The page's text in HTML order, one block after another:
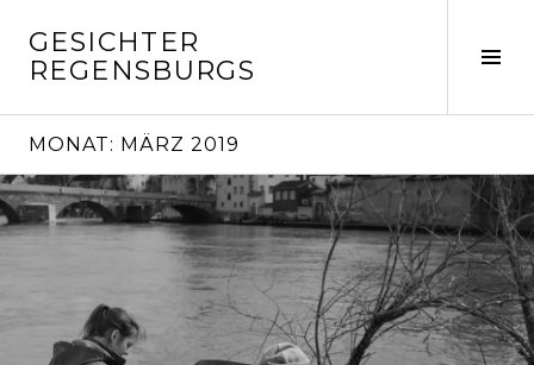
zum
Inhalt
GESICHTER
REGENSBURGS
MONAT: MÄRZ 2019